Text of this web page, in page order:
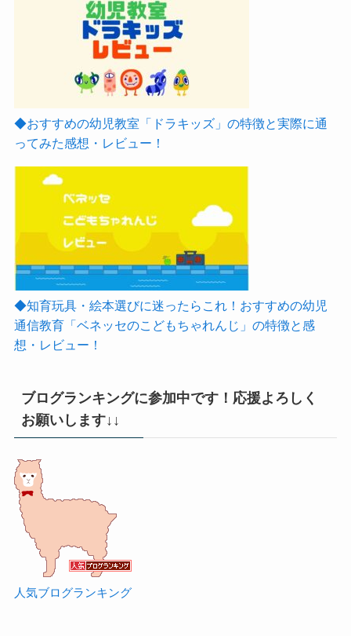
◆おすすめの幼児教室「ドラキッズ」の特徴と実際に通
ってみた感想・レビュー！
◆知育玩具・絵本選びに迷ったらこれ！おすすめの幼児
通信教育「ベネッセのこどもちゃれんじ」の特徴と感
想・レビュー！
ブログランキングに参加中です！応援よろしく
お願いします↓↓
人気ブログランキング